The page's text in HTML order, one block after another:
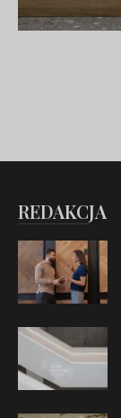
REDAKCJA